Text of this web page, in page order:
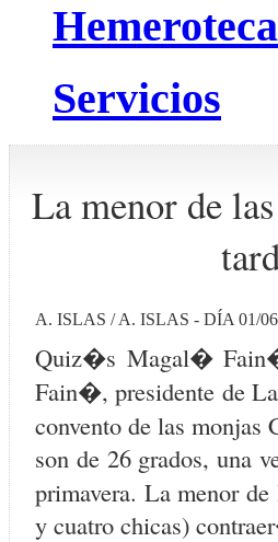
Hemeroteca
Servicios
La menor de
A. ISLAS / A. ISLAS - DÍA 01/
Quiz�s Magal�
Fain�, presidente de
convento de las monjas
son de 26 grados, una
primavera. La menor
y cuatro chicas)